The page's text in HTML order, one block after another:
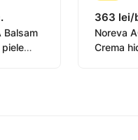
Balsam
363 lei/
Noreva
Crema